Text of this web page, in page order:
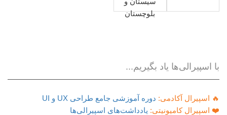
با اسپیرالی‌ها یاد بگیریم...
🔥 اسپیرال آکادمی: دوره آموزشی جامع طراحی UX و UI
❤️ اسپیرال کامیونیتی: یادداشت‌های اسپیرالی‌ها